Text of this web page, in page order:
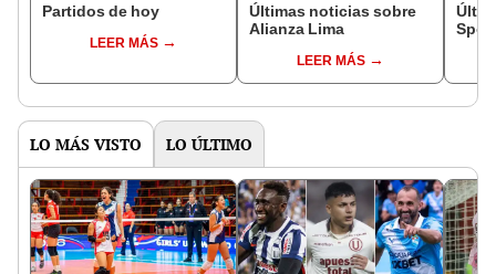
Partidos de hoy
LEER MÁS
Últimas noticias sobre
Alianza Lima
LEER MÁS
LO MÁS VISTO LO ÚLTIMO